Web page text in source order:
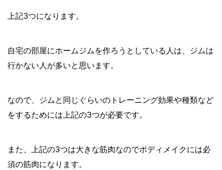
上記3つになります。
自宅の部屋にホームジムを作ろうとしている人は、ジムは
行かない人が多いと思います。
なので、ジムと同じぐらいのトレーニング効果や種類など
をするためには上記の3つが必要です。
また、上記の3つは大きな筋肉なのでボディメイクには必
須の筋肉になります。